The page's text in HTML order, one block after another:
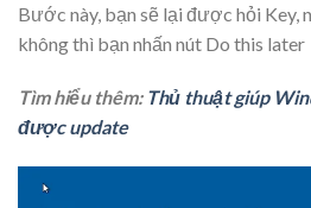
Bước này, bạn sẽ lại được hỏi Key,
không thì bạn nhấn nút Do this later
Tìm hiểu thêm: Thủ thuật giúp
được update